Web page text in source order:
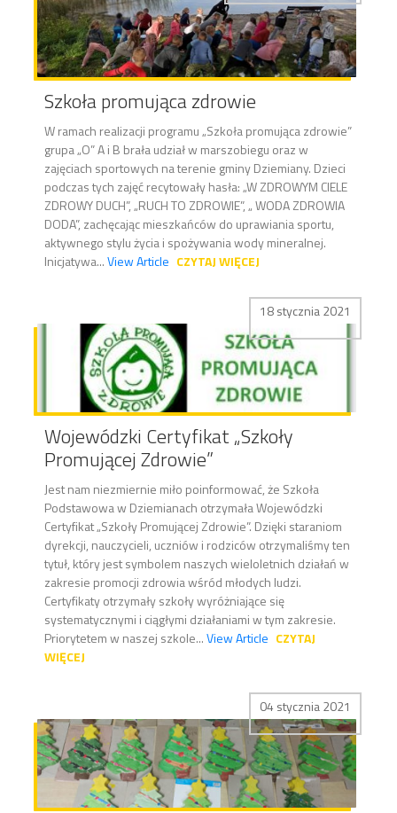
Szkoła promująca zdrowie
W ramach realizacji programu „Szkoła promująca zdrowie”
grupa „O” A i B brała udział w marszobiegu oraz w
zajęciach sportowych na terenie gminy Dziemiany. Dzieci
podczas tych zajęć recytowały hasła: „W ZDROWYM CIELE
ZDROWY DUCH”, „RUCH TO ZDROWIE”, „ WODA ZDROWIA
DODA”, zachęcając mieszkańców do uprawiania sportu,
aktywnego stylu życia i spożywania wody mineralnej.
Inicjatywa...View Article CZYTAJ WIĘCEJ
18 stycznia 2021
Wojewódzki Certyfikat „Szkoły
Promującej Zdrowie”
Jest nam niezmiernie miło poinformować, że Szkoła
Podstawowa w Dziemianach otrzymała Wojewódzki
Certyfikat „Szkoły Promującej Zdrowie”. Dzięki staraniom
dyrekcji, nauczycieli, uczniów i rodziców otrzymaliśmy ten
tytuł, który jest symbolem naszych wieloletnich działań w
zakresie promocji zdrowia wśród młodych ludzi.
Certyfikaty otrzymały szkoły wyróżniające się
systematycznymi i ciągłymi działaniami w tym zakresie.
Priorytetem w naszej szkole...View Article CZYTAJ
WIĘCEJ
04 stycznia 2021